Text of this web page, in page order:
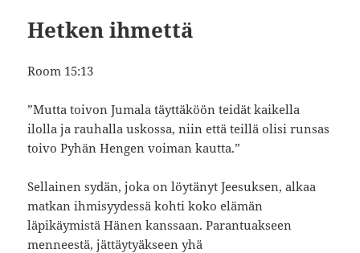
Hetken ihmettä
Room 15:13
”Mutta toivon Jumala täyttäköön teidät kaikella
ilolla ja rauhalla uskossa, niin että teillä olisi runsas
toivo Pyhän Hengen voiman kautta.”
Sellainen sydän, joka on löytänyt Jeesuksen, alkaa
matkan ihmisyydessä kohti koko elämän
läpikäymistä Hänen kanssaan. Parantuakseen
menneestä, jättäytyäkseen yhä